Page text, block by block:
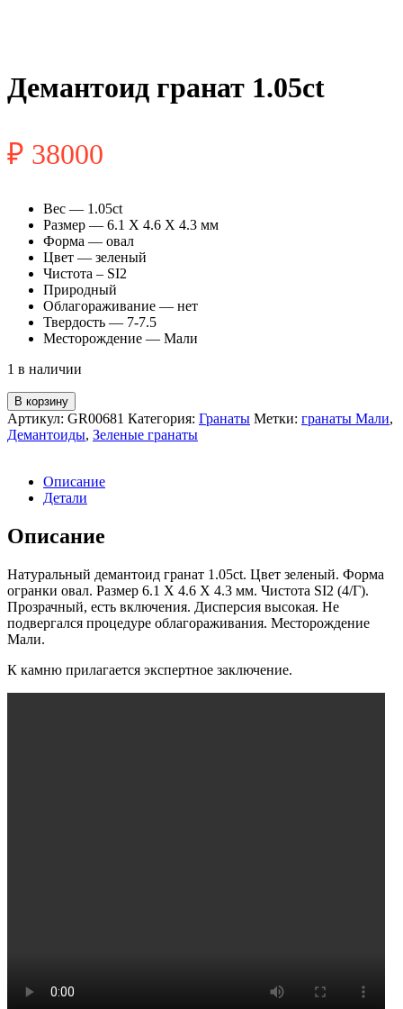
Демантоид гранат 1.05ct
₽ 38000
Вес — 1.05ct
Размер — 6.1 X 4.6 X 4.3 мм
Форма — овал
Цвет — зеленый
Чистота – SI2
Природный
Облагораживание — нет
Твердость — 7-7.5
Месторождение — Мали
1 в наличии
Количество
товара
Демантоид
гранат
В корзину
Артикул: GR00681 Категория: Гранаты Метки: гранаты Мали,
Демантоиды, Зеленые гранаты
Описание
Детали
Описание
Натуральный демантоид гранат 1.05ct. Цвет зеленый. Форма
огранки овал. Размер 6.1 X 4.6 X 4.3 мм. Чистота SI2 (4/Г).
Прозрачный, есть включения. Дисперсия высокая. Не
подвергался процедуре облагораживания. Месторождение
Мали.
К камню прилагается экспертное заключение.